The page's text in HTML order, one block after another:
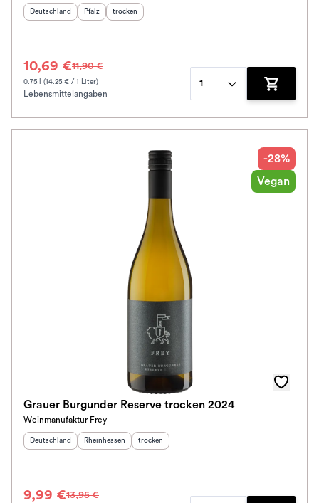
Herkunftsland
Deutschland Herkunftsregion
Pfalz Geschmack
trocken
10,69 €11,90 €
0.75 l (14.25 € / 1 Liter)
Lebensmittelangaben
1
Zum
-28%
Vegan
Grauer Burgunder Reserve trocken 2024
Weinmanufaktur Frey
Herkunftsland
Deutschland Herkunftsregion :
Rheinhessen Geschmack
trocken
9,99 €13,95 €